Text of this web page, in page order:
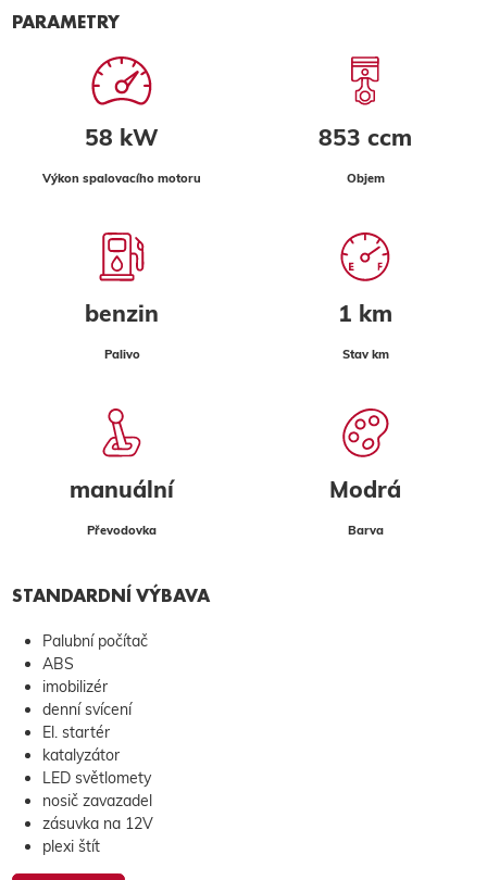
PARAMETRY
58 kW
Výkon spalovacího motoru
853 ccm
Objem
benzin
Palivo
1 km
Stav km
manuální
Převodovka
Modrá
Barva
STANDARDNÍ VÝBAVA
Palubní počítač
ABS
imobilizér
denní svícení
El. startér
katalyzátor
LED světlomety
nosič zavazadel
zásuvka na 12V
plexi štít